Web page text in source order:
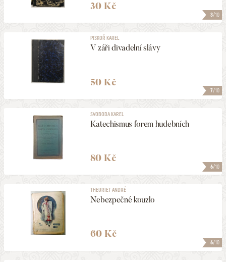
3/10
30 Kč
7/10
PISKOŘ KAREL
V záři divadelní slávy
50 Kč
6/10
SVOBODA KAREL
Katechismus forem hudebních
80 Kč
6/10
THEURIET ANDRÉ
Nebezpečné kouzlo
60 Kč